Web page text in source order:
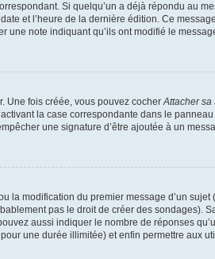
Si quelqu’un a déjà répondu au
et l’heure de la dernière édition. Ce
note indiquant qu’ils ont modifié le
Une fois créée, vous pouvez cocherAttacher sa
la case correspondante dans le
une signature d’être ajoutée à un
la modification du premier message d’un
pas le droit de créer des sondages).
aussi indiquer le nombre de réponses
une durée illimitée) et enfin permettre aux